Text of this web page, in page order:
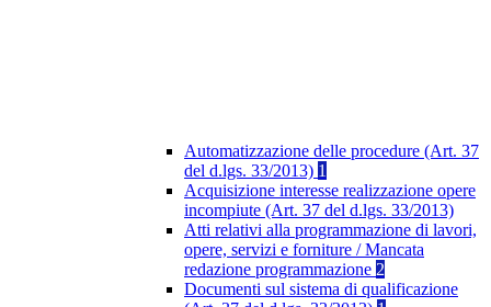
Automatizzazione delle procedure (Art. 37
del d.lgs. 33/2013) 1
Acquisizione interesse realizzazione opere
incompiute (Art. 37 del d.lgs. 33/2013)
Atti relativi alla programmazione di lavori,
opere, servizi e forniture / Mancata
redazione programmazione 2
Documenti sul sistema di qualificazione